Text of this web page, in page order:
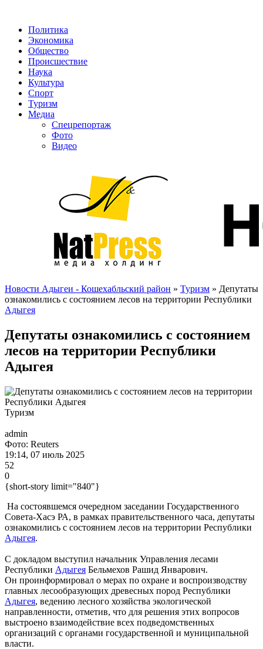
Политика
Экономика
Общество
Происшествие
Наука
Культура
Спорт
Туризм
Медиа
Спецрепортаж
Фото
Видео
Новости Адыгеи - Кошехабльский район » Туризм » Депутаты
ознакомились с состоянием лесов на территории Республики
Адыгея
Депутаты ознакомились с состоянием
лесов на территории Республики
Адыгея
Туризм
admin
Фото: Reuters
19:14, 07 июль 2025
52
0
{short-story limit="840"}
На состоявшемся очередном заседании Государственного
Совета-Хасэ РА, в рамках правительственного часа, депутаты
ознакомились с состоянием лесов на территории Республики
Адыгея.
С докладом выступил начальник Управления лесами
Республики Адыгея Бельмехов Рашид Январович.
Он проинформировал о мерах по охране и воспроизводству
главных лесообразующих древесных пород Республики
Адыгея, ведению лесного хозяйства экологической
направленности, отметив, что для решения этих вопросов
выстроено взаимодействие всех подведомственных
организаций с органами государственной и муниципальной
власти.